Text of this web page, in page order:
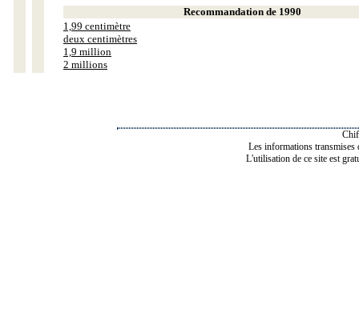
Recommandation de 1990
1,99 centimètre
deux centimètres
1,9 million
2 millions
Les informations transmises
L'utilisation de ce site est